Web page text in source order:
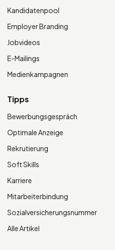
Kandidatenpool
Employer Branding
Jobvideos
E-Mailings
Medienkampagnen
Tipps
Bewerbungsgespräch
Optimale Anzeige
Rekrutierung
Soft Skills
Karriere
Mitarbeiterbindung
Sozialversicherungsnummer
Alle Artikel